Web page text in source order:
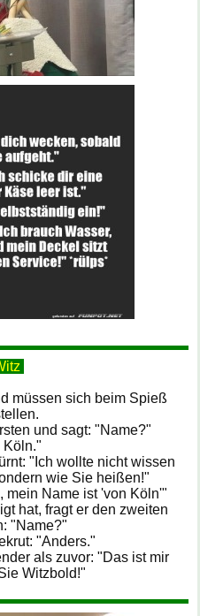
müssen sich beim Spieß
und sagt: "Name?"
Köln."
"Ich wollte nicht wissen
wie Sie heißen!"
mein Name ist 'von Köln'"
hat, fragt er den zweiten
"Name?"
"Anders."
als zuvor: "Das ist mir
Witzbold!"